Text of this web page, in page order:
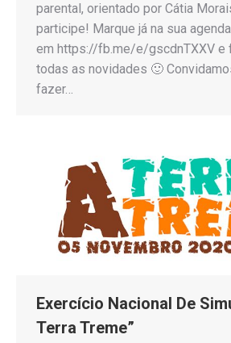
parental, orientado por Cátia
participe! Marque já na sua
em https://fb.me/e/gscdnTXXV e
todas as novidades 🙂
fazer…
Exercício Nacional De
Terra Treme”